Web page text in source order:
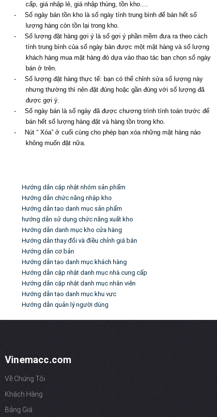
cấp, giá nhập lẻ, giá nhập thùng, tồn kho….
-
Số ngày bán tồn kho là số ngày tính trung bình để bán hết số
lượng hàng còn tồn lại trong kho.
-
Số lượng đặt hàng gợi ý là số gợi ý phần mềm đưa ra theo cách
tính trung bình của số ngày bán được một mặt hàng và số lượng
khách hàng mua mặt hàng đó dựa vào thao tác bạn chọn số ngày
bán ở trên.
-
Số lượng đặt hàng thực tế: bạn có thể chỉnh sửa số lượng này
nhưng thường thì nên đặt đúng hoặc gần đúng với số lượng đã
được gợi ý.
-
Số ngày bán là số ngày đã được chương trình tính toán trước để
bán hết số lượng hàng đặt và hàng tồn trong kho.
-
Nút “ Xóa” ở cuối cùng cho phép bạn xóa những mặt hàng nào
không muốn đặt nữa.
Hướng dẫn cập nhật nhóm sản phẩm
Hướng dẫn chức năng nhập kho
Hướng dẫn tạo danh mục sản phẩm
hướng dẫn sử dụng chức năng xuất kho
Hướng dẫn danh mục kho cửa hàng
Hướng dẫn thay đổi và điều chỉnh giá bán
Hướng dẫn cơ bản
Hướng dẫn tạo danh mục khách hàng
Hướng dẫn cập nhật danh mục nhà cung cấp
Hướng dẫn cập nhật danh mục nhân viên
Hướng dẫn tạo danh mục khu vực
Hướng dẫn quản lý người dùng
Vinemacc.com
Về Chúng Tôi
Khách Hàng
Bảng Giá